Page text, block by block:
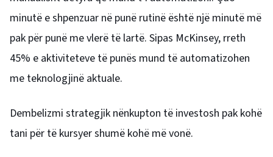
minutë e shpenzuar në punë rutinë është një minutë më
pak për punë me vlerë të lartë. Sipas McKinsey, rreth
45% e aktiviteteve të punës mund të automatizohen
me teknologjinë aktuale.
Dembelizmi strategjik nënkupton të investosh pak kohë
tani për të kursyer shumë kohë më vonë.